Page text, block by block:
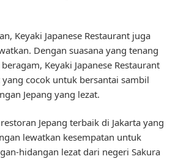
Keyaki Japanese Restaurant juga
Dengan suasana yang tenang
Keyaki Japanese Restaurant
cocok untuk bersantai sambil
Jepang yang lezat.
Jepang terbaik di Jakarta yang
lewatkan kesempatan untuk
hidangan lezat dari negeri Sakura